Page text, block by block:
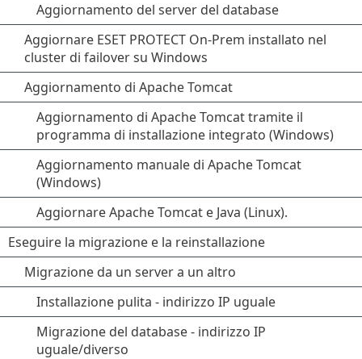
Aggiornamento del server del database
Aggiornare ESET PROTECT On-Prem installato nel
cluster di failover su Windows
Aggiornamento di Apache Tomcat
Aggiornamento di Apache Tomcat tramite il
programma di installazione integrato (Windows)
Aggiornamento manuale di Apache Tomcat
(Windows)
Aggiornare Apache Tomcat e Java (Linux).
Eseguire la migrazione e la reinstallazione
Migrazione da un server a un altro
Installazione pulita - indirizzo IP uguale
Migrazione del database - indirizzo IP
uguale/diverso